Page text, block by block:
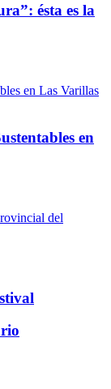
ésta es la
en